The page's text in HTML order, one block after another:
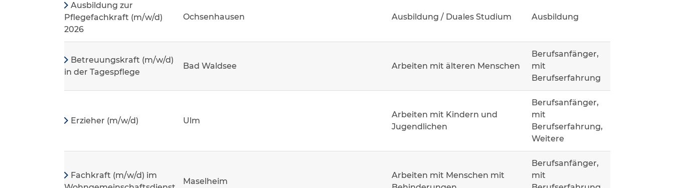
Ausbildung zur
Pflegefachkraft (m/w/d)
2026
Ochsenhausen Ausbildung / Duales Studium Ausbildung
Betreuungskraft (m/w/d)
in der Tagespflege
Bad Waldsee Arbeiten mit älteren Menschen
Berufsanfänger,
mit
Berufserfahrung
Erzieher (m/w/d) Ulm
Arbeiten mit Kindern und
Jugendlichen
Berufsanfänger,
mit
Berufserfahrung,
Weitere
Fachkraft (m/w/d) im
Maselheim
Arbeiten mit Menschen mit
Berufsanfänger,
mit